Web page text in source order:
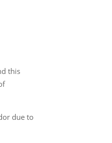
this
due to